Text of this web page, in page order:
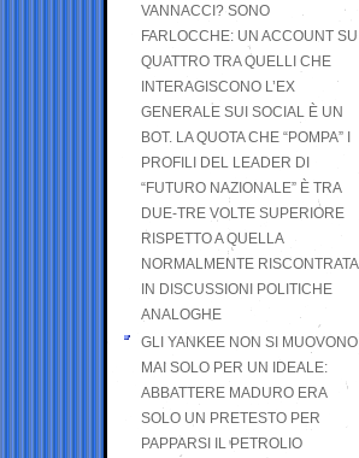
VANNACCI? SONO
FARLOCCHE: UN ACCOUNT SU
QUATTRO TRA QUELLI CHE
INTERAGISCONO L’EX
GENERALE SUI SOCIAL È UN
BOT. LA QUOTA CHE “POMPA” I
PROFILI DEL LEADER DI
“FUTURO NAZIONALE” È TRA
DUE-TRE VOLTE SUPERIORE
RISPETTO A QUELLA
NORMALMENTE RISCONTRATA
IN DISCUSSIONI POLITICHE
ANALOGHE
GLI YANKEE NON SI MUOVONO
MAI SOLO PER UN IDEALE:
ABBATTERE MADURO ERA
SOLO UN PRETESTO PER
PAPPARSI IL PETROLIO